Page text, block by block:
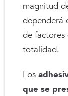
magnitud
dependerá
de factores
totalidad.
Los
que se